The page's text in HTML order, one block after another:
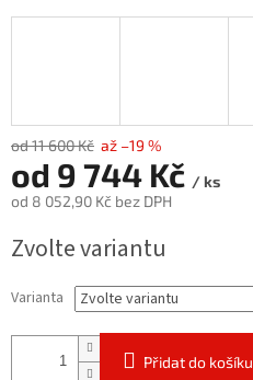
od 11 600 Kč až –19 %
od 9 744 Kč / ks
od 8 052,90 Kč bez DPH
cena:
Zvolte variantu
Varianta
Přidat do košíku